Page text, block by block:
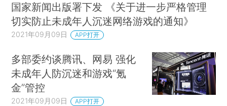
国家新闻出版署下发 《关于进一步严格管理
切实防止未成年人沉迷网络游戏的通知》
2021年09月09日 APP打开
多部委约谈腾讯、网易 强化
未成年人防沉迷和游戏“氪
金”管控
2021年09月09日 APP打开